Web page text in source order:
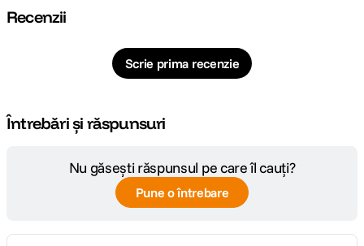
Recenzii
Scrie prima recenzie
Întrebări și răspunsuri
Nu găsești răspunsul pe care îl cauți?
Pune o întrebare